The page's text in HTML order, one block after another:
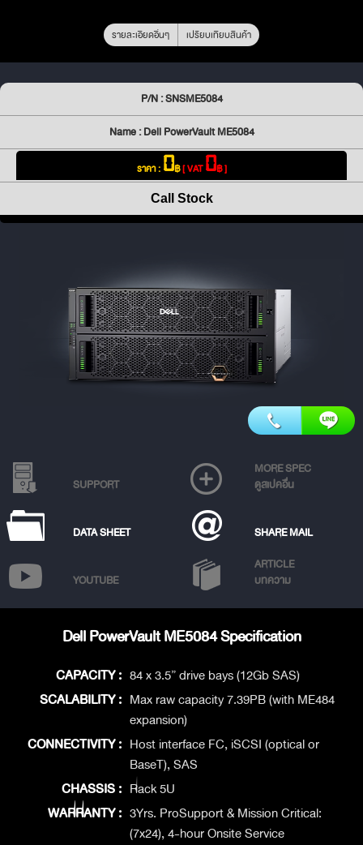
รายละเอียดอื่นๆ เปรียบเทียบสินค้า
P/N : SNSME5084
Name : Dell PowerVault ME5084
ราคา : 0฿[ VAT0฿ ]
Call Stock
SUPPORT
MORE SPEC
ดูสเปคอื่น
DATA SHEET SHARE MAIL
YOUTUBE
ARTICLE
บทความ
Dell PowerVault ME5084 Specification
CAPACITY : 84 x 3.5” drive bays (12Gb SAS)
SCALABILITY : Max raw capacity 7.39PB (with ME484
expansion)
CONNECTIVITY : Host interface FC, iSCSI (optical or
BaseT), SAS
CHASSIS : Rack 5U
WARRANTY : 3Yrs. ProSupport & Mission Critical:
(7x24), 4-hour Onsite Service